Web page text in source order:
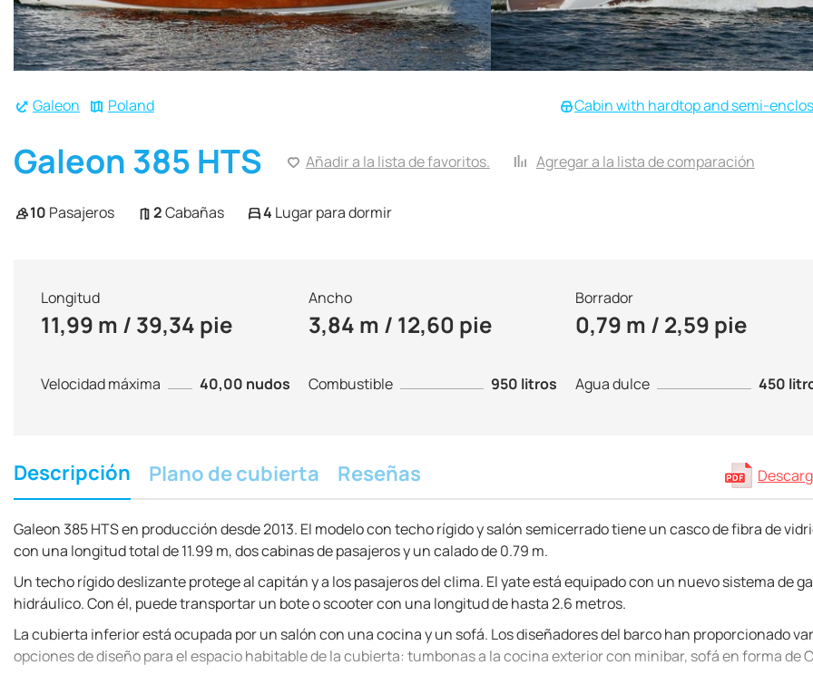
Galeon Poland Cabin with hardtop and semi-
Galeon 385 HTS Añadir a la lista de favoritos. Agregar a la lista de comparación
10 Pasajeros 2Cabañas 4 Lugar para dormir
Longitud
11,99 m / 39,34 pie
Ancho
3,84 m / 12,60 pie
Borrador
0,79 m / 2,59 pie
Velocidad máxima 40,00 nudos Combustible 950 litros Agua dulce 450
Descripción Plano de cubierta Reseñas
Galeon 385 HTS en producción desde 2013. El modelo con techo rígido y salón semicerrado tiene un casco de fibra de
con una longitud total de 11.99 m, dos cabinas de pasajeros y un calado de 0.79 m.
Un techo rígido deslizante protege al capitán y a los pasajeros del clima. El yate está equipado con un nuevo sistema de
hidráulico. Con él, puede transportar un bote o scooter con una longitud de hasta 2.6 metros.
La cubierta inferior está ocupada por un salón con una cocina y un sofá. Los diseñadores del barco han proporcionado
opciones de diseño para el espacio habitable de la cubierta: tumbonas a la cocina exterior con minibar, sofá en forma de